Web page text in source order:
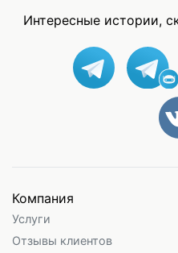
Интересные истории,
Компания
Услуги
Отзывы клиентов